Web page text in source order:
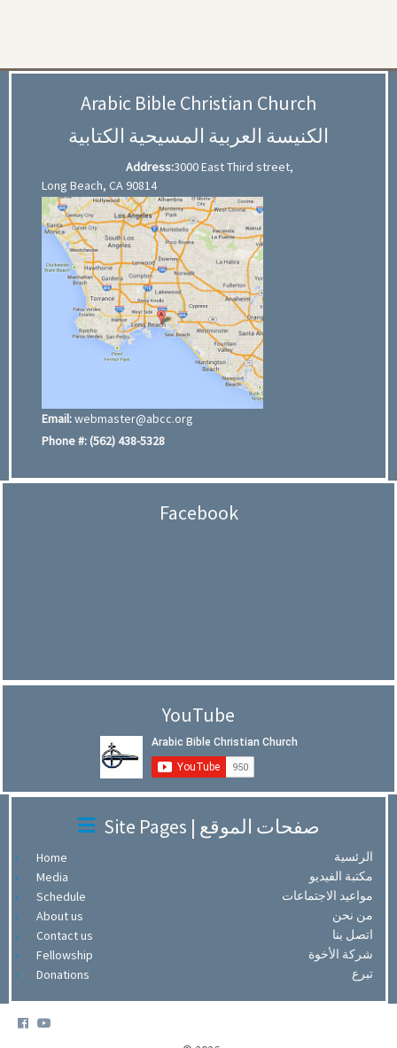
Arabic Bible Christian Church
الكنيسة العربية المسيحية الكتابية
Address:3000 East Third street,
Long Beach, CA 90814
Email:webmaster@abcc.org
Phone #:(562) 438-5328
Facebook
YouTube
Site Pages | صفحات الموقع
Home
الرئسية
Media
مكتبة الفيديو
Schedule
مواعيد الاجتماعات
About us
من نحن
Contact us
اتصل بنا
Fellowship
شركة الأخوة
Donations
تبرع